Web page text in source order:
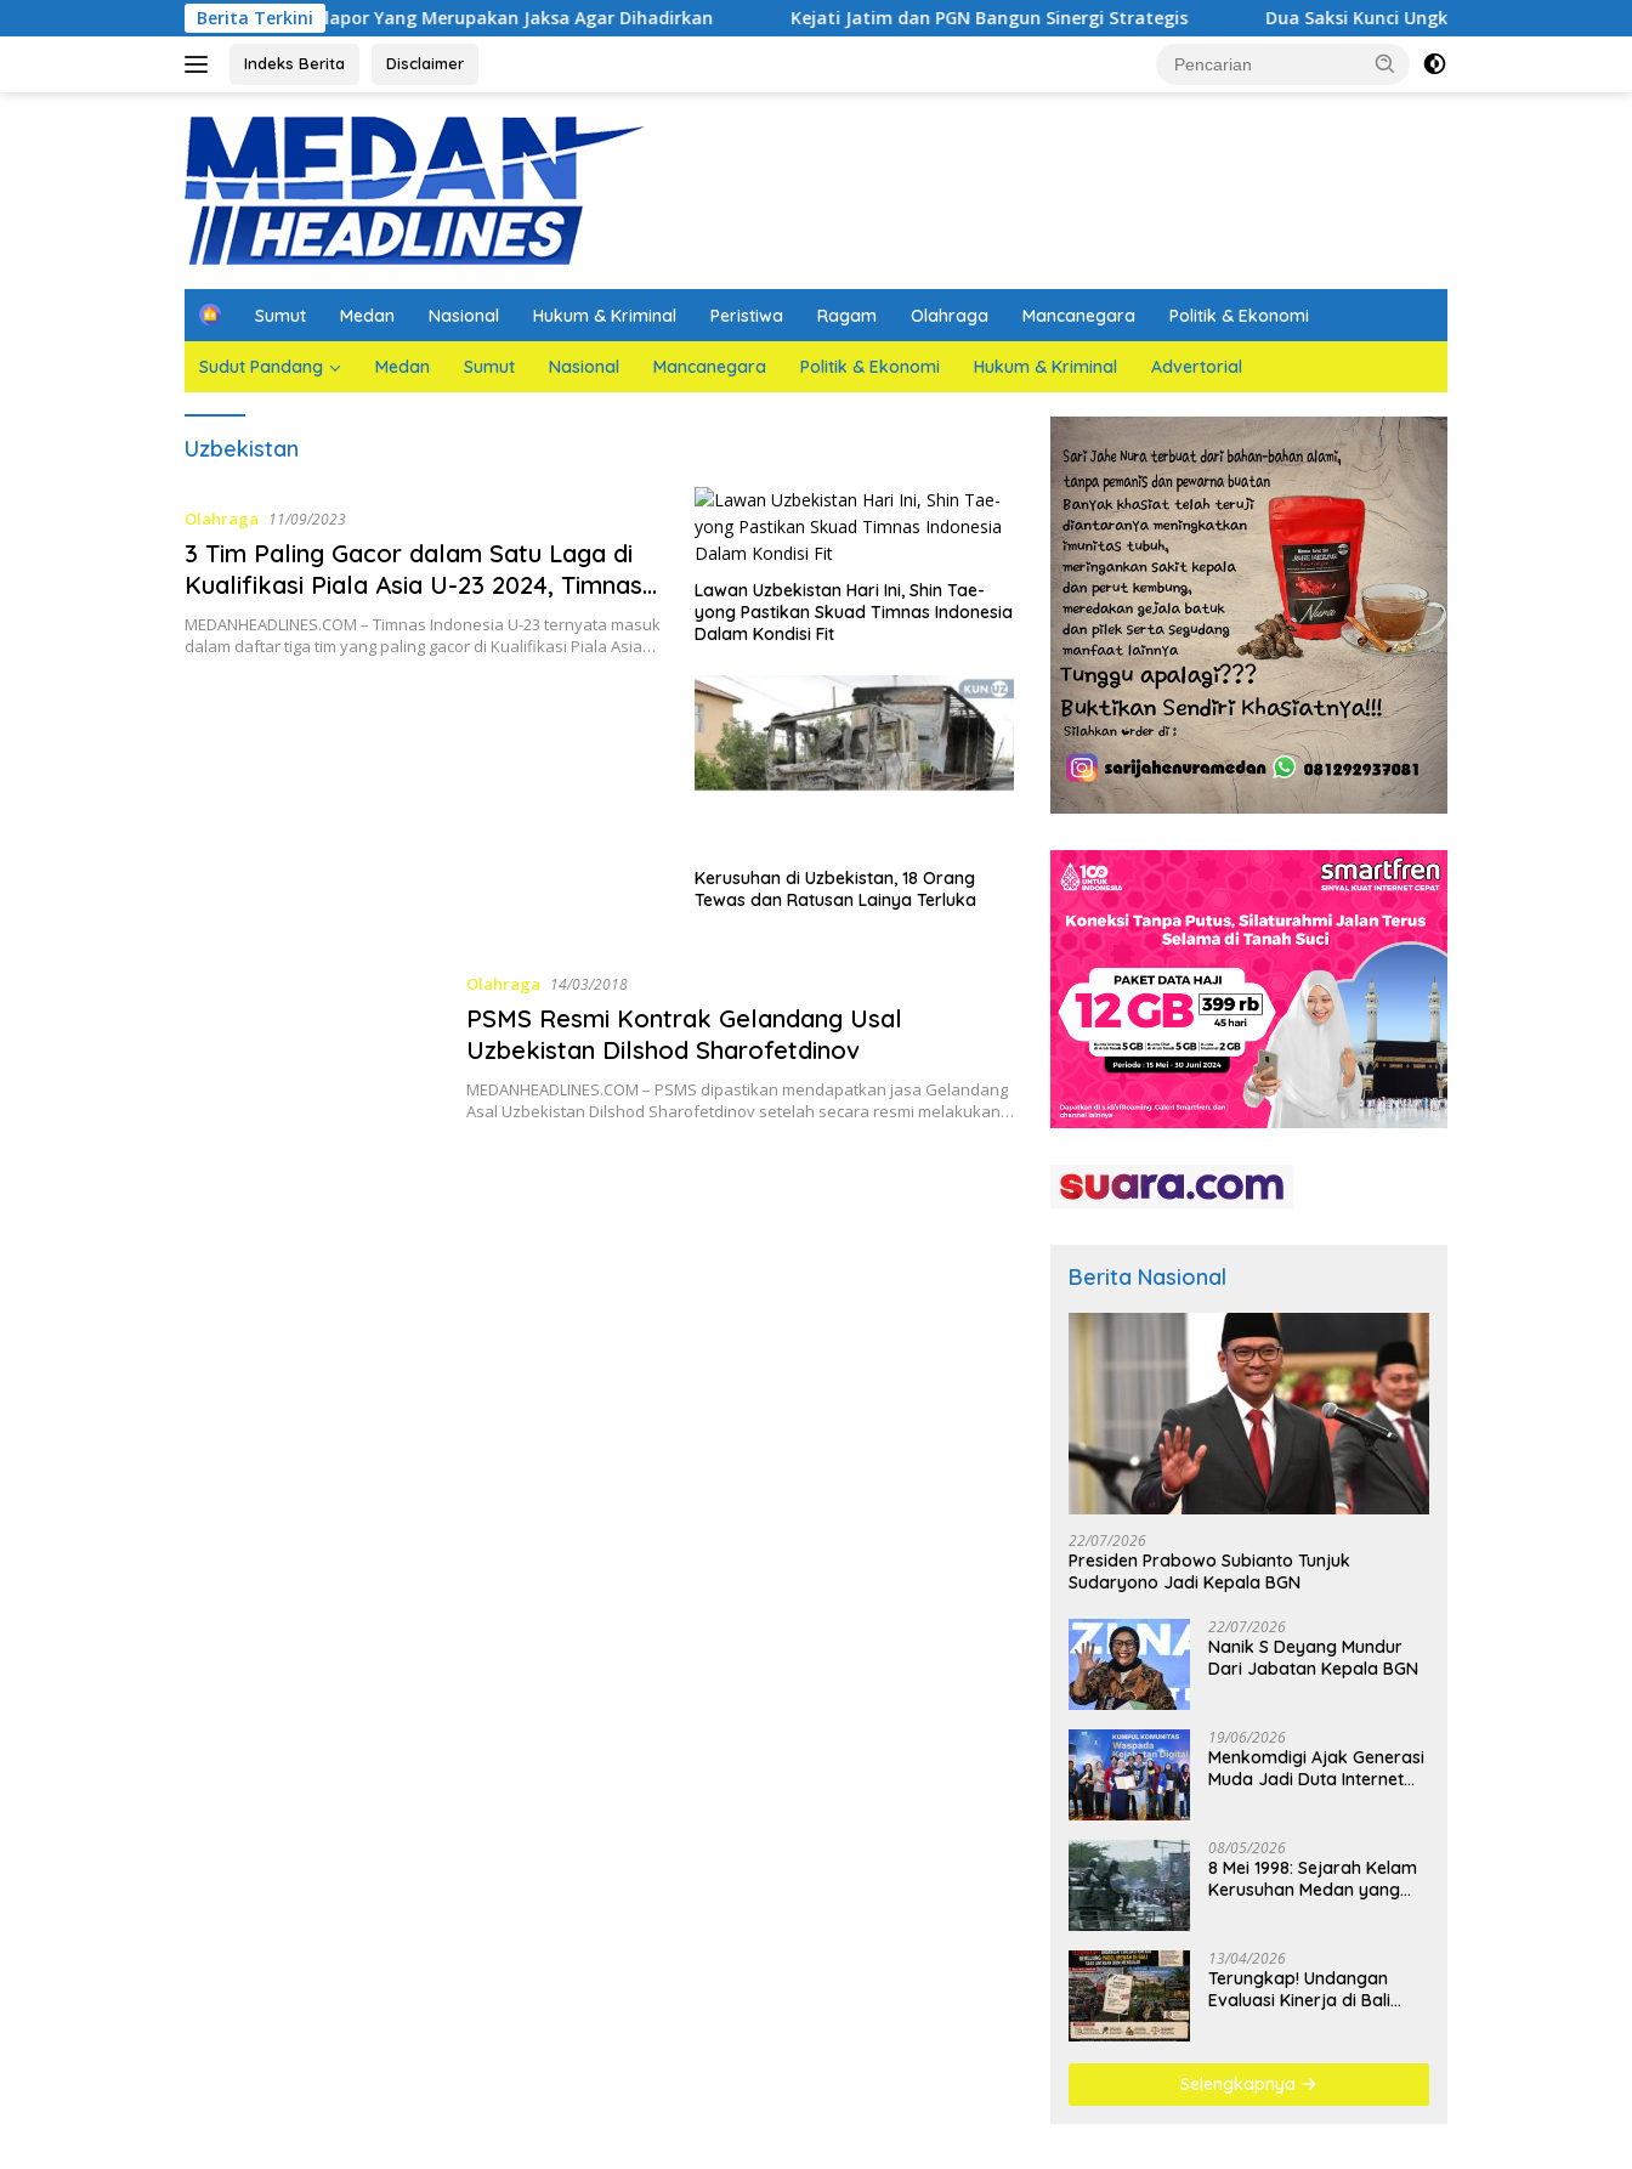
ke
Berita Terkini
Hakim Minta Pelapor Yang Merupakan Jaksa Agar Dihadirkan Kejati Jatim dan PGN Bangun Sinergi Strategis Dua Saksi Kunci Ungkap Fakta Persidangan Yang
Indeks Berita Disclaimer
H
m
e
Sumut Medan Nasional Hukum & Kriminal Peristiwa Ragam Olahraga Mancanegara Politik & Ekonomi
Sudut Pandang Medan Sumut Nasional Mancanegara Politik & Ekonomi Hukum & Kriminal Advertorial
Uzbekistan
Olahraga 11/09/2023
3 Tim Paling Gacor dalam Satu Laga di
Kualifikasi Piala Asia U-23 2024, Timnas
Indonesia U-23 Masuk dalam Daftar
MEDANHEADLINES.COM – Timnas Indonesia U-23 ternyata masuk
dalam daftar tiga tim yang paling gacor di Kualifikasi Piala Asia…
Lawan Uzbekistan Hari Ini, Shin Tae-
yong Pastikan Skuad Timnas Indonesia
Dalam Kondisi Fit
Kerusuhan di Uzbekistan, 18 Orang
Tewas dan Ratusan Lainya Terluka
Olahraga 14/03/2018
PSMS Resmi Kontrak Gelandang Usal
Uzbekistan Dilshod Sharofetdinov
MEDANHEADLINES.COM – PSMS dipastikan mendapatkan jasa Gelandang
Asal Uzbekistan Dilshod Sharofetdinov setelah secara resmi melakukan…
Berita Nasional
22/07/2026
Presiden Prabowo Subianto Tunjuk
Sudaryono Jadi Kepala BGN
22/07/2026
Nanik S Deyang Mundur
Dari Jabatan Kepala BGN
19/06/2026
Menkomdigi Ajak Generasi
Muda Jadi Duta Internet
08/05/2026
8 Mei 1998: Sejarah Kelam
Kerusuhan Medan yang
13/04/2026
Terungkap! Undangan
Evaluasi Kinerja di Bali
Mengular
Selengkapnya